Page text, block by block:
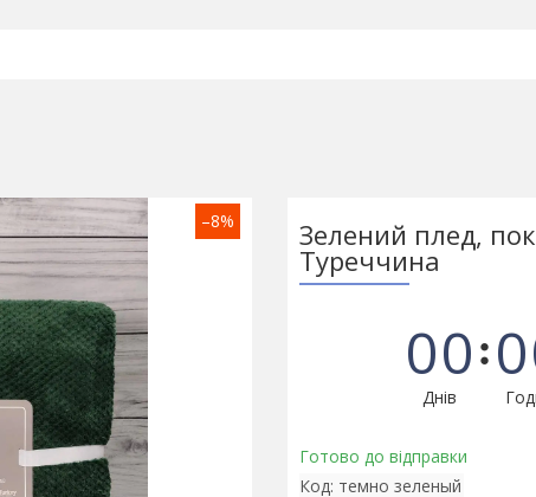
–8% Зелений плед,
Туреччина
00
Днів
0
Готово до відправки
Код: темно зеленый